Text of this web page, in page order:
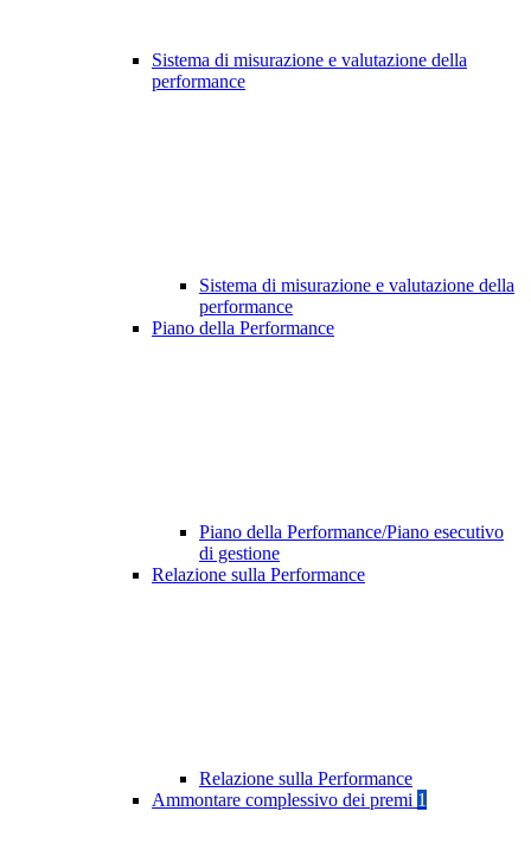
Sistema di misurazione e valutazione della
performance
Sistema di misurazione e valutazione della
performance
Piano della Performance
Piano della Performance/Piano esecutivo
di gestione
Relazione sulla Performance
Relazione sulla Performance
Ammontare complessivo dei premi 1